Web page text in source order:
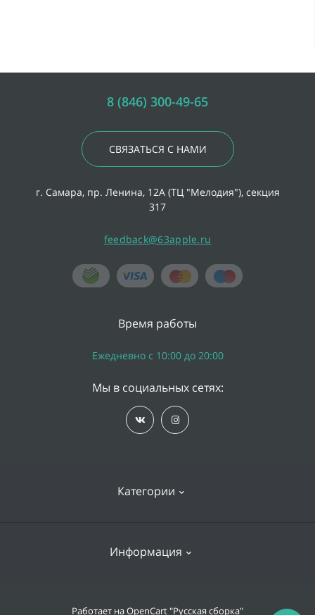
8 (846) 300-49-65
СВЯЗАТЬСЯ С НАМИ
г. Самара, пр. Ленина, 12А (ТЦ "Мелодия"), секция
317
feedback@63apple.ru
Категории
Информация
Доставка и оплата
Время работы
Ежедневно с 10:00 до 20:00
Мы в социальных сетях:
Работает наOpenCart "Русская сборка"